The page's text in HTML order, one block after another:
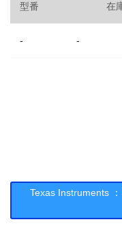
型番 在
- -
Texas Instruments